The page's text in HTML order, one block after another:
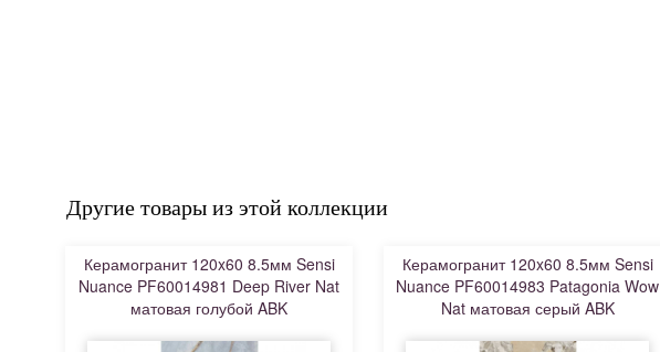
Другие товары из этой коллекции
Керамогранит 120x60 8.5мм Sensi
Nuance PF60014981 Deep River Nat
матовая голубой ABK
Керамогранит 120x60 8.5мм Sensi
Nuance PF60014983 Patagonia Wow
Nat матовая серый ABK